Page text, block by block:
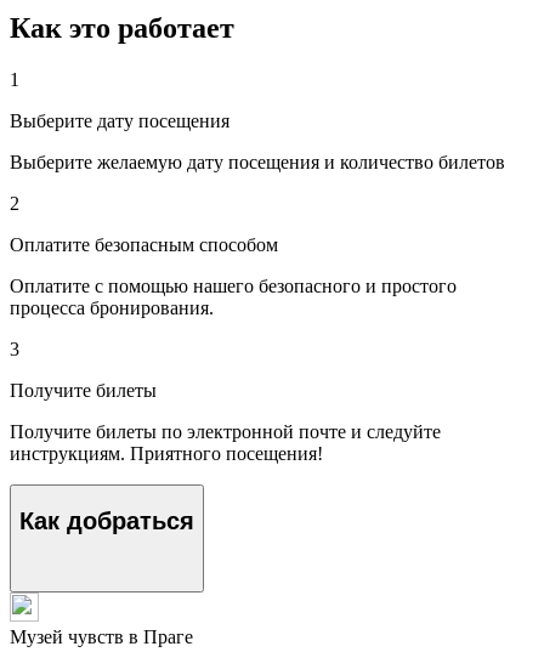
Как это работает
1
Выберите дату посещения
Выберите желаемую дату посещения и количество билетов
2
Оплатите безопасным способом
Оплатите с помощью нашего безопасного и простого
процесса бронирования.
3
Получите билеты
Получите билеты по электронной почте и следуйте
инструкциям. Приятного посещения!
Как добраться
Музей чувств в Праге